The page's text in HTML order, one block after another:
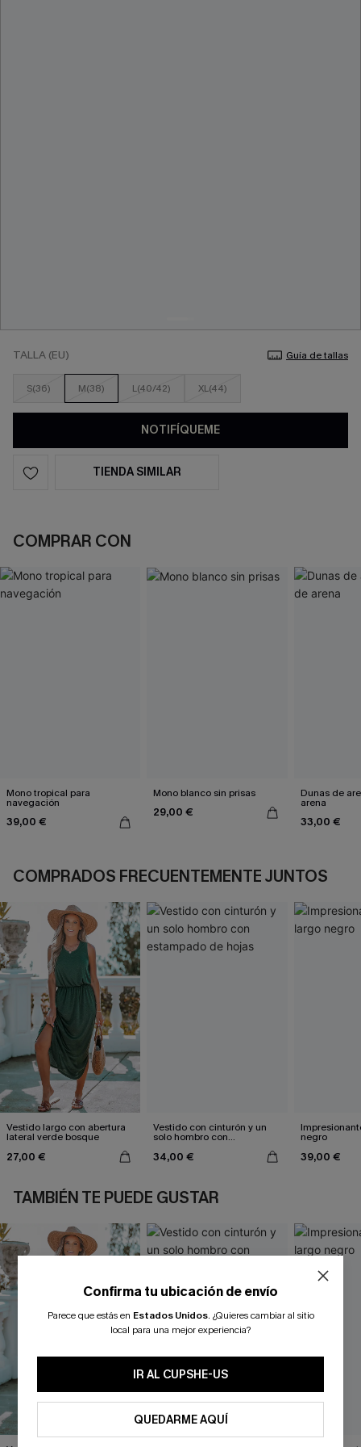
TALLA (EU) Guía de tallas
S(36) M(38) L(40/42) XL(44)
NOTIFÍQUEME
TIENDA SIMILAR
COMPRAR CON
Mono tropical para
navegación
39,00 €
Mono blanco sin prisas
29,00 €
Dunas de
arena
33,00 €
COMPRADOS FRECUENTEMENTE JUNTOS
Vestido largo con abertura
lateral verde bosque
27,00 €
Vestido con cinturón y un
solo hombro con
34,00 €
negro
39,00 €
TAMBIÉN TE PUEDE GUSTAR
Confirma tu ubicación de envío
Parece que estás en Estados Unidos. ¿Quieres cambiar al sitio
local para una mejor experiencia?
IR AL CUPSHE-US
QUEDARME AQUÍ